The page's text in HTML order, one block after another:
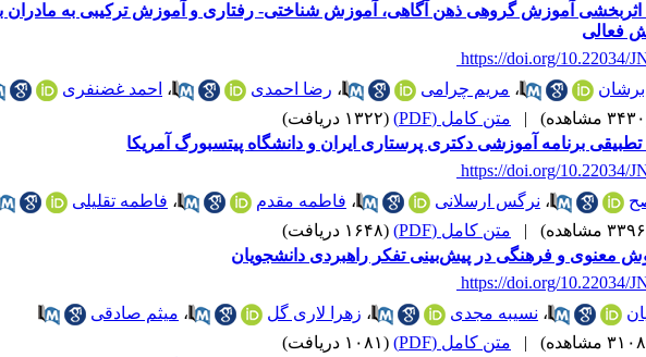
اثربخشی آموزش گروهی ذهن آگاهی، آموزش شناختی- رفتاری و آموزش ترکیبی به مادران
فعالی
https://doi.org/10.22034/
، مریم چرامی ، رضا احمدی ، احمد غضنفری
| متن کامل (PDF)
(۱۳۲۲ دریافت)
برنامه آموزشی دکتری پرستاری ایران و دانشگاه پیتسبورگ آمریکا
https://doi.org/10.22034/
، نرگس ارسلانی ، فاطمه مقدم ، فاطمه تقلیلی
| متن کامل (PDF)
(۱۶۴۸ دریافت)
معنوی و فرهنگی در پیش‌بینی تفکر راهبردی دانشجویان
https://doi.org/10.22034/
، نسیبه مجدی ، زهرا لاری گل ، میثم صادقی
| متن کامل (PDF)
(۱۰۸۱ دریافت)